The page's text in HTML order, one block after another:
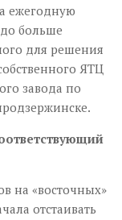
ежегодную
больше
для решения
ЯТЦ
завода по
на «восточных»
отстаивать